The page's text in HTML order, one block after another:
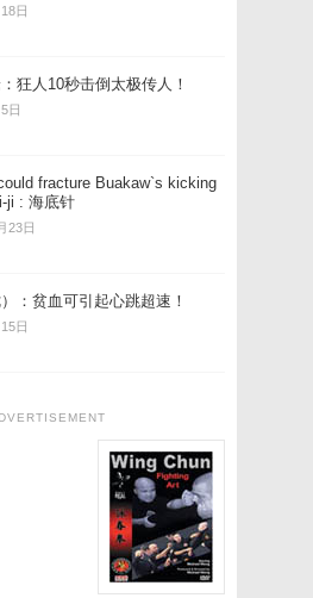
日
狂人10秒击倒太极传人！
日
fracture Buakaw`s kicking
ji : 海底针
23日
：贫血可引起心跳超速！
日